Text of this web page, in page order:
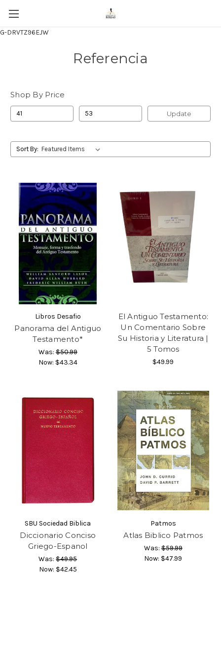
G-DRVTZ96EJW
Referencia
Shop By Price
Update
Sort By:
Libros Desafio
Panorama del Antiguo
Testamento*
Was:$50.99
Now: $43.34
El Antiguo Testamento:
Un Comentario Sobre
Su Historia y Literatura |
5 Tomos
$49.99
SBU Sociedad Biblica
Diccionario Conciso
Griego-Espanol
Was:$49.95
Now: $42.45
Patmos
Atlas Biblico Patmos
Was:$59.99
Now: $47.99